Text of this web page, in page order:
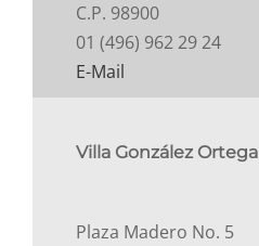
C.P. 98900
01 (496) 962 29 24
E-Mail
Villa González Ortega
Plaza Madero No. 5